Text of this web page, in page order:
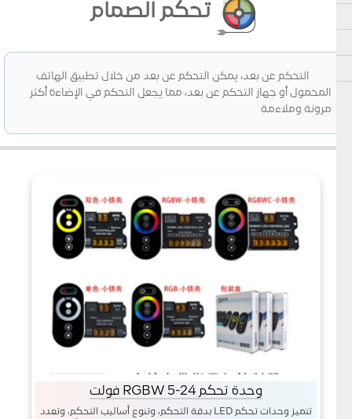
تحكم الصمام
التحكم عن بعد، يمكن التحكم عن بعد من خلال تطبيق الهاتف
المحمول أو جهاز التحكم عن بعد، مما يجعل التحكم في الإضاءة أكثر
مرونة وملاءمة
وحدة تحكم RGBW 5-24 فولت
تتميز وحدات تحكم LED بدقة التحكم، وتنوع أساليب التحكم، وتعدد